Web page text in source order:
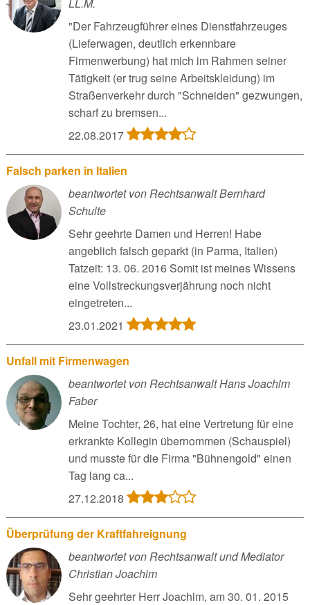
"Der Fahrzeugführer eines Dienstfahrzeuges
(Lieferwagen, deutlich erkennbare
Firmenwerbung) hat mich im Rahmen seiner
Tätigkeit (er trug seine Arbeitskleidung) im
Straßenverkehr durch "Schneiden" gezwungen,
scharf zu bremsen...
22.08.2017
Falsch parken in Italien
beantwortet von Rechtsanwalt Bernhard
Schulte
Sehr geehrte Damen und Herren! Habe
angeblich falsch geparkt (in Parma, Italien)
Tatzeit: 13. 06. 2016 Somit ist meines Wissens
eine Vollstreckungsverjährung noch nicht
eingetreten...
23.01.2021
Unfall mit Firmenwagen
beantwortet von Rechtsanwalt Hans Joachim
Faber
Meine Tochter, 26, hat eine Vertretung für eine
erkrankte Kollegin übernommen (Schauspiel)
und musste für die Firma "Bühnengold" einen
Tag lang ca...
27.12.2018
Überprüfung der Kraftfahreignung
beantwortet von Rechtsanwalt und Mediator
Christian Joachim
Sehr geehrter Herr Joachim, am 30. 01. 2015